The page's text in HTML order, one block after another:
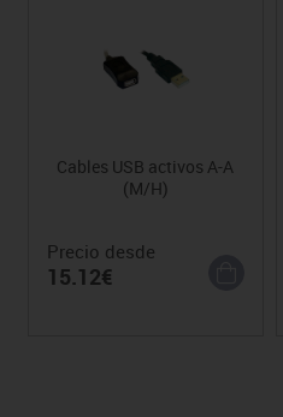
Cables USB activos A-A
(M/H)
Precio desde
15.12€